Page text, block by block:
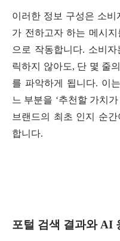
이러한 정보 구성은 소
가 전하고자 하는 메시
으로 작동합니다. 소비
릭하지 않아도, 단 몇 줄
를 파악하게 됩니다. 이
느 부분을 ‘추천할 가치
브랜드의 최초 인지 순
합니다.
포털 검색 결과와 AI